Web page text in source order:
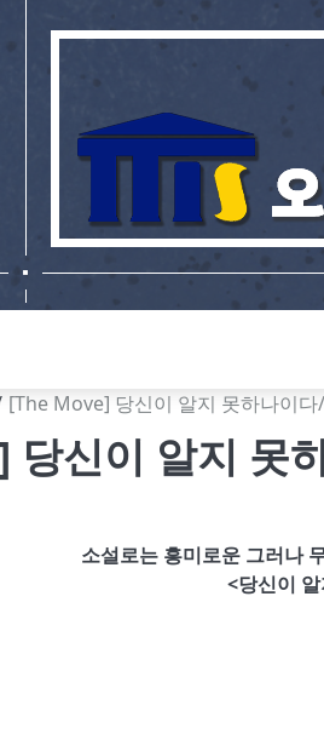
[The Move] 당신이 알지 못하나이
신이 알지 못
소설로는 흥미로운 그러나
<당신이